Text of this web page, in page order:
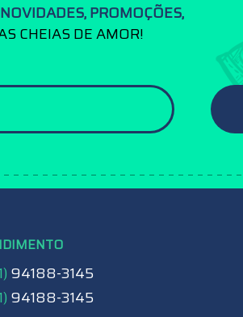
PROMOÇÕES,
CHEIAS DE AMOR!
94188-3145
94188-3145